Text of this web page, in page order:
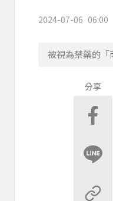
2024-07-06 06:00
被視為禁藥的「
分享